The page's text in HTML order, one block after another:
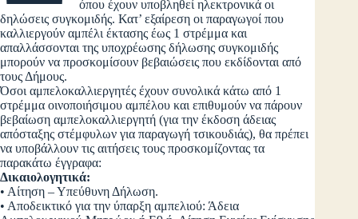
όπου έχουν υποβληθεί ηλεκτρονικά οι
δηλώσεις συγκομιδής. Κατ’ εξαίρεση οι παραγωγοί που
καλλιεργούν αμπέλι έκτασης έως 1 στρέμμα και
απαλλάσσονται της υποχρέωσης δήλωσης συγκομιδής
μπορούν να προσκομίσουν βεβαιώσεις που εκδίδονται από
τους Δήμους.
Όσοι αμπελοκαλλιεργητές έχουν συνολικά κάτω από 1
στρέμμα οινοποιήσιμου αμπέλου και επιθυμούν να πάρουν
βεβαίωση αμπελοκαλλιεργητή (για την έκδοση άδειας
απόσταξης στέμφυλων για παραγωγή τσικουδιάς), θα πρέπει
να υποβάλλουν τις αιτήσεις τους προσκομίζοντας τα
παρακάτω έγγραφα:
Δικαιολογητικά:
• Αίτηση – Υπεύθυνη Δήλωση.
• Αποδεικτικό για την ύπαρξη αμπελιού: Άδεια